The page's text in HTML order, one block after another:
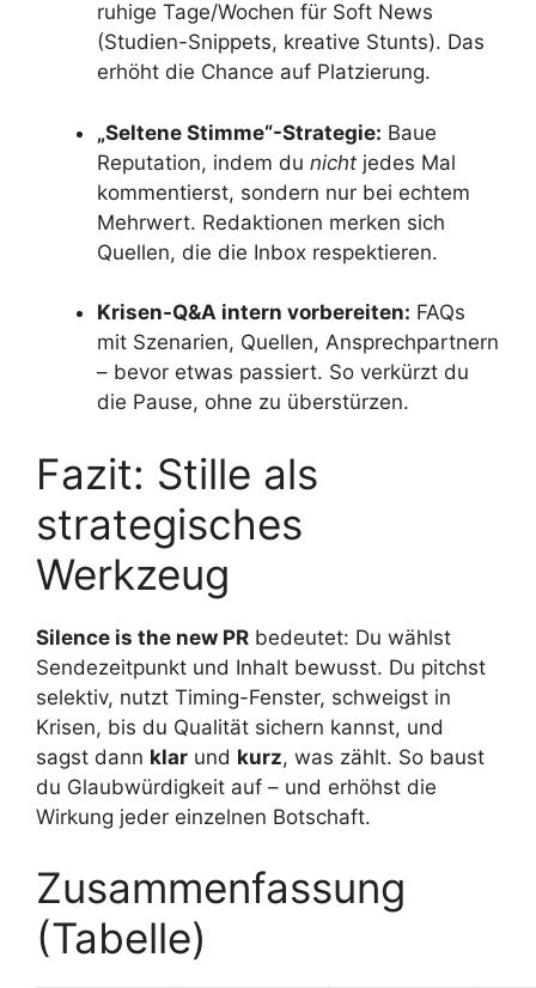
ruhige Tage/Wochen für Soft News
(Studien-Snippets, kreative Stunts). Das
erhöht die Chance auf Platzierung.
„Seltene Stimme“-Strategie: Baue
Reputation, indem du nicht jedes Mal
kommentierst, sondern nur bei echtem
Mehrwert. Redaktionen merken sich
Quellen, die die Inbox respektieren.
Krisen-Q&A intern vorbereiten: FAQs
mit Szenarien, Quellen, Ansprechpartnern
– bevor etwas passiert. So verkürzt du
die Pause, ohne zu überstürzen.
Fazit: Stille als
strategisches
Werkzeug
Silence is the new PR bedeutet: Du wählst
Sendezeitpunkt und Inhalt bewusst. Du pitchst
selektiv, nutzt Timing-Fenster, schweigst in
Krisen, bis du Qualität sichern kannst, und
sagst dann klar und kurz, was zählt. So baust
du Glaubwürdigkeit auf – und erhöhst die
Wirkung jeder einzelnen Botschaft.
Zusammenfassung
(Tabelle)